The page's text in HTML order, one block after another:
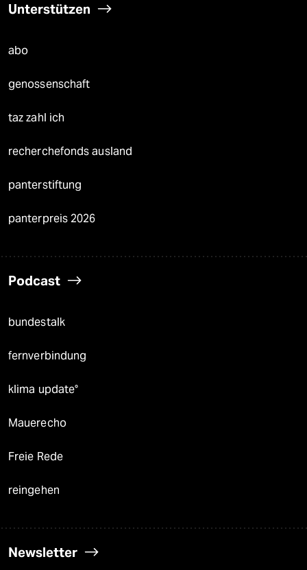
Unterstützen
abo
genossenschaft
taz zahl ich
recherchefonds ausland
panterstiftung
panterpreis 2026
Podcast
bundestalk
fernverbindung
klima update°
Mauerecho
Freie Rede
reingehen
Newsletter